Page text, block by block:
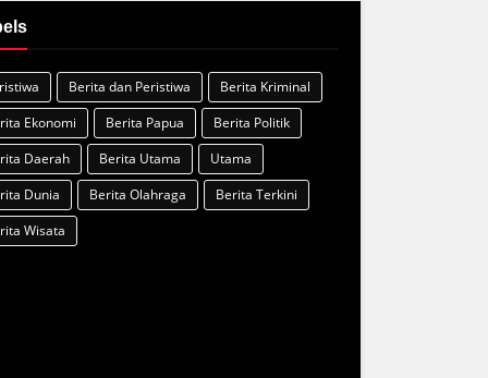
Berita dan Peristiwa
Berita Kriminal
Ekonomi
Berita Papua
Berita Politik
Daerah
Berita Utama
Utama
Dunia
Berita Olahraga
Berita Terkini
Wisata